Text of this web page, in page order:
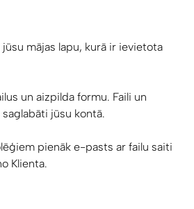
mājas lapu, kurā ir ievietota
un aizpilda formu. Faili un
jūsu kontā.
pienāk e-pasts ar failu saiti
Klienta.